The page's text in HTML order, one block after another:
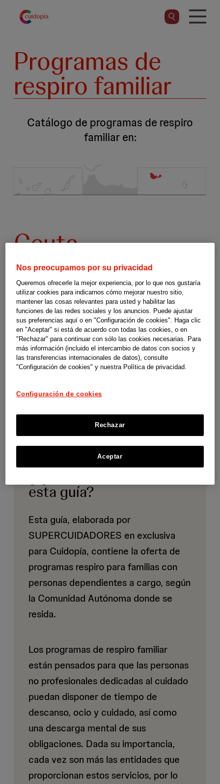
contenido
Programas de
respiro familiar
Catálogo de programas de respiro
familiar en:
Programas
de
respiro
familiar
-
Ceuta
esta guía?
Esta guía, elaborada por
SUPERCUIDADORES en exclusiva
para Cuidopía, contiene la oferta de
programas respiro para familias con
personas dependientes a cargo, según
la Comunidad Autónoma donde se
resida.
Los programas de respiro familiar
están pensados para que las personas
no profesionales dedicadas al cuidado
puedan disponer de tiempo de
descanso, ocio y cuidado, así como
una descarga mental de sus
obligaciones. Dada su importancia,
cada vez son más las entidades que
proporcionan estos servicios, por lo
Programas de respiro familiar en Ceuta
Estas guías son un material de orientación y apoyo elaborado por
SUPERCUIDADORES para el programa social Cuidopía de las
compañías de Johnson & Johnson en España. No somos responsables
de los contenidos, ni de las referencias que contiene, así como
Nos preocupamos por su privacidad
Queremos ofrecerle la mejor experiencia, por lo que nos gustaría
utilizar cookies para indicarnos cómo mejorar nuestro sitio,
mantener las cosas relevantes para usted y habilitar las
funciones de las redes sociales y los anuncios. Puede ajustar
sus preferencias aquí o en "Configuración de cookies". Haga clic
en "Aceptar" si está de acuerdo con todas las cookies, o en
"Rechazar" para continuar con sólo las cookies necesarias. Para
más información (incluido el intercambio de datos con socios y
las transferencias internacionales de datos), consulte
"Configuración de cookies" y nuestra Política de privacidad.
Configuración de cookies
Rechazar
Aceptar